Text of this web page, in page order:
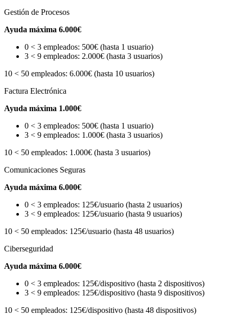
Gestión de Procesos
Ayuda máxima 6.000€
0 < 3 empleados: 500€ (hasta 1 usuario)
3 < 9 empleados: 2.000€ (hasta 3 usuarios)
10 < 50 empleados: 6.000€ (hasta 10 usuarios)
Factura Electrónica
Ayuda máxima 1.000€
0 < 3 empleados: 500€ (hasta 1 usuario)
3 < 9 empleados: 1.000€ (hasta 3 usuarios)
10 < 50 empleados: 1.000€ (hasta 3 usuarios)
Comunicaciones Seguras
Ayuda máxima 6.000€
0 < 3 empleados: 125€/usuario (hasta 2 usuarios)
3 < 9 empleados: 125€/usuario (hasta 9 usuarios)
10 < 50 empleados: 125€/usuario (hasta 48 usuarios)
Ciberseguridad
Ayuda máxima 6.000€
0 < 3 empleados: 125€/dispositivo (hasta 2 dispositivos)
3 < 9 empleados: 125€/dispositivo (hasta 9 dispositivos)
10 < 50 empleados: 125€/dispositivo (hasta 48 dispositivos)